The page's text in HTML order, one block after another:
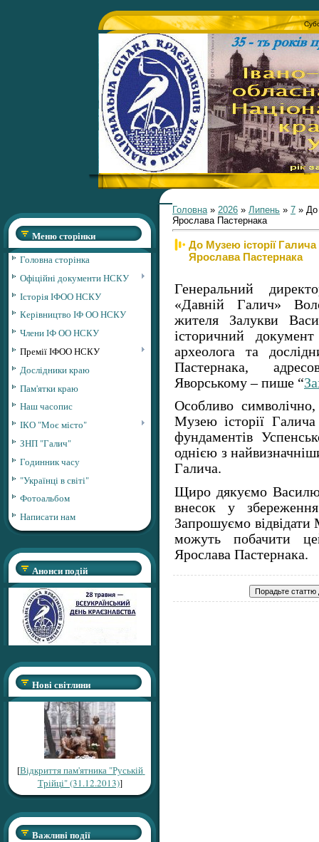
Меню сторінки
Головна сторінка
Офіційні документи НСКУ
Історія ІФОО НСКУ
Керівництво ІФ ОО НСКУ
Члени ІФ ОО НСКУ
Премії ІФОО НСКУ
Дослідники краю
Пам'ятки краю
Наш часопис
ІКО "Моє місто"
ЗНП "Галич"
Годинник часу
"Українці в світі"
Фотоальбом
Написати нам
Анонси подій
Нові світлини
[Відкриття пам'ятника "Руській
Трійці" (31.12.2013)]
Важливі події
Головна» 2026 » Липень » 7 » До
Ярослава Пастернака
До Музею історії
Ярослава Пастернака
Генеральний
«Давній Галич»
жителя Залукви
історичний
археолога та
Пастернака,
Яворському – пише “
Особливо
Музею історії Галича
фундаментів
однією з
Галича.
Щиро дякуємо
внесок у
Запрошуємо відвідати
можуть побачити
Ярослава Пастернака.